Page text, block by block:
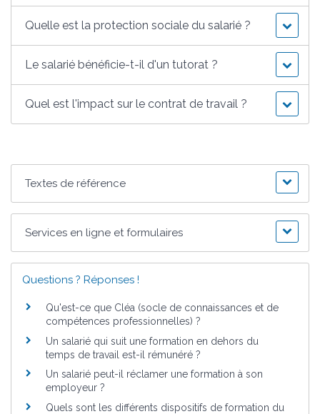
Quelle est la protection sociale du salarié ?
Le salarié bénéficie-t-il d'un tutorat ?
Quel est l'impact sur le contrat de travail ?
Textes de référence
Services en ligne et formulaires
Questions ? Réponses !
Qu'est-ce que Cléa (socle de connaissances et de
compétences professionnelles) ?
Un salarié qui suit une formation en dehors du
temps de travail est-il rémunéré ?
Un salarié peut-il réclamer une formation à son
employeur ?
Quels sont les différents dispositifs de formation du